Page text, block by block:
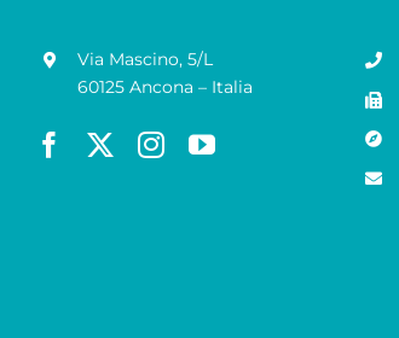
Via Mascino, 5/L
60125 Ancona – Italia